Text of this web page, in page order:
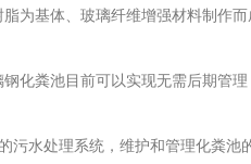
基体、玻璃纤维增强材料制作而
粪池目前可以实现无需后期管理
水处理系统，维护和管理化粪池